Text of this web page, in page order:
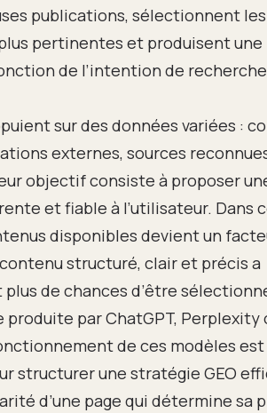
publications, sélectionnent les
pertinentes et produisent une
de l’intention de
sur des données variées :
externes, sources
objectif consiste à proposer
et fiable à l’utilisateur. Dans
disponibles devient un
structuré, clair et précis a
de chances d’être
produite par ChatGPT, Perplexity
de ces modèles
structurer une stratégie GEO
d’une page qui détermine sa